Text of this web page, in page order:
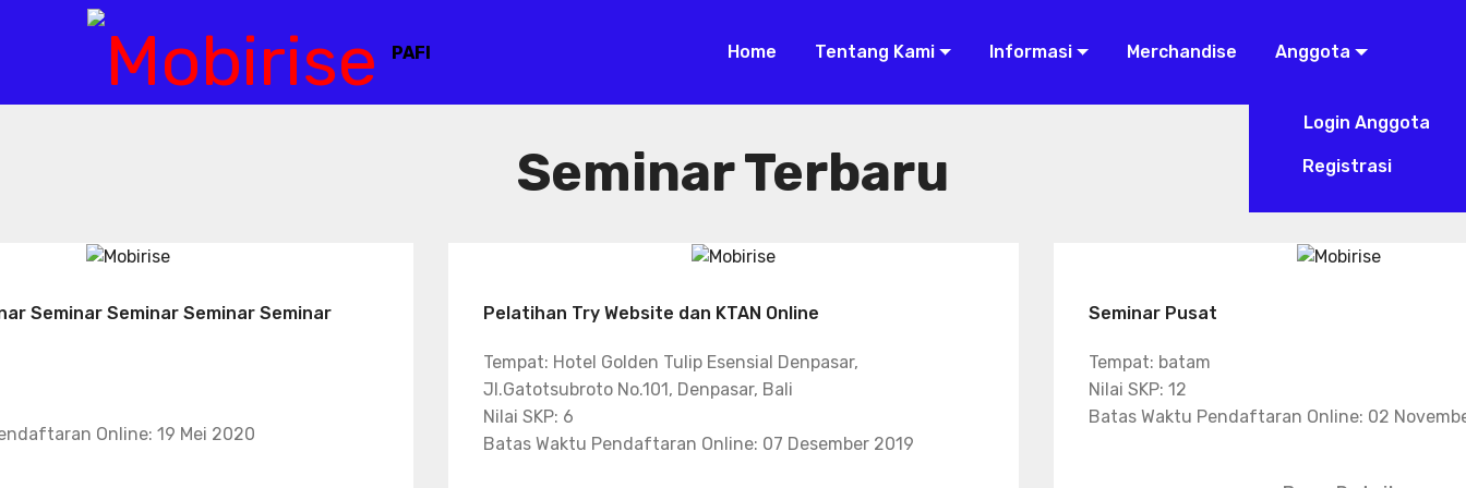
PAFI Home Tentang Kami Informasi Merchandise Anggota
Login Anggota
Registrasi
Seminar Terbaru
Seminar Seminar Seminar Seminar
Online: 19 Mei 2020
Pelatihan Try Website dan KTAN Online
Tempat: Hotel Golden Tulip Esensial Denpasar,
Jl.Gatotsubroto No.101, Denpasar, Bali
Nilai SKP: 6
Batas Waktu Pendaftaran Online: 07 Desember 2019
Seminar Pusat
Tempat: batam
Nilai SKP: 12
Batas Waktu Pendaftaran Online: 02